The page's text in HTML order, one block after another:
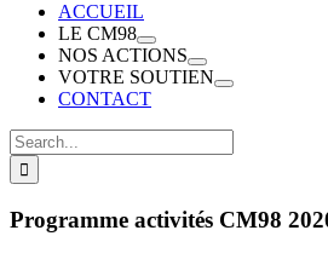
ACCUEIL
LE CM98
NOS ACTIONS
VOTRE SOUTIEN
CONTACT
Search
for:
Programme activités CM98